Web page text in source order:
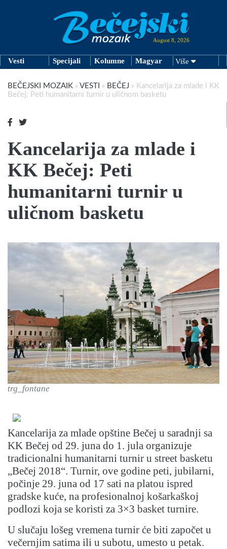
August 8, 2026
Vesti Specijali Kolumne Magyar Više
BEČEJSKI MOZAIK » VESTI » BEČEJ » Kancelarija za mlade i KK
Bečej: Peti humanitarni turnir u uličnom basketu
Kancelarija za mlade i
KK Bečej: Peti
humanitarni turnir u
uličnom basketu
trg_fontane
Kancelarija za mlade opštine Bečej u saradnji sa
KK Bečej od 29. juna do 1. jula organizuje
tradicionalni humanitarni turnir u street basketu
„Bečej 2018“. Turnir, ove godine peti, jubilarni,
počinje 29. juna od 17 sati na platou ispred
gradske kuće, na profesionalnoj košarkaškoj
podlozi koja se koristi za 3×3 basket turnire.
U slučaju lošeg vremena turnir će biti započet u
večernjim satima ili u subotu, umesto u petak.